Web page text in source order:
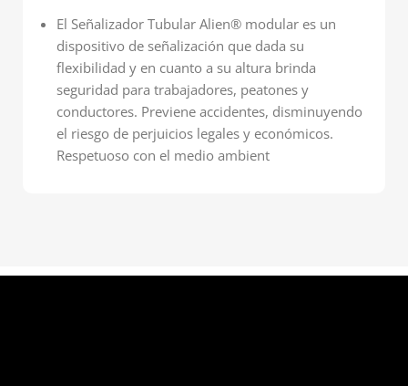
El Señalizador Tubular Alien® modular es un
dispositivo de señalización que dada su
flexibilidad y en cuanto a su altura brinda
seguridad para trabajadores, peatones y
conductores. Previene accidentes, disminuyendo
el riesgo de perjuicios legales y económicos.
Respetuoso con el medio ambient